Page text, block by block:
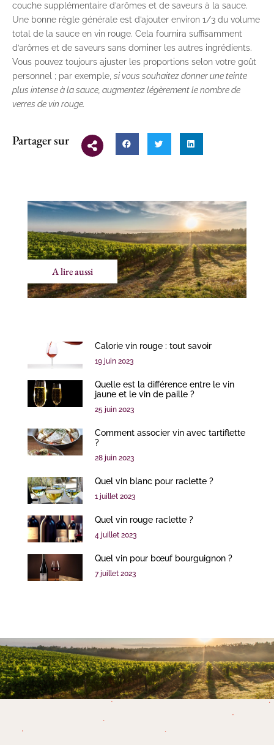
couche supplémentaire d’arômes et de saveurs à la sauce.
Une bonne règle générale est d’ajouter environ 1/3 du volume
total de la sauce en vin rouge. Cela fournira suffisamment
d’arômes et de saveurs sans dominer les autres ingrédients.
Vous pouvez toujours ajuster les proportions selon votre goût
personnel ; par exemple, si vous souhaitez donner une teinte
plus intense à la sauce, augmentez légèrement le nombre de
verres de vin rouge.
Partager sur
A lire aussi
Calorie vin rouge : tout savoir
19 juin 2023
Quelle est la différence entre le vin
jaune et le vin de paille ?
25 juin 2023
Comment associer vin avec tartiflette
?
28 juin 2023
Quel vin blanc pour raclette ?
1 juillet 2023
Quel vin rouge raclette ?
4 juillet 2023
Quel vin pour bœuf bourguignon ?
7 juillet 2023